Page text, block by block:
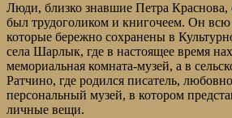
Люди, близко знавшие Петра Краснова,
был трудоголиком и книгочеем. Он
которые бережно сохранены в
села Шарлык, где в настоящее время
мемориальная комната-музей, а в
Ратчино, где родился писатель,
персональный музей, в котором
личные вещи.